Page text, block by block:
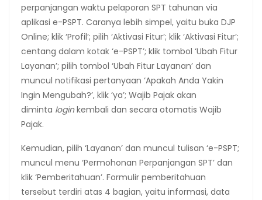
perpanjangan waktu pelaporan SPT tahunan via
aplikasi e-PSPT. Caranya lebih simpel, yaitu buka DJP
Online; klik ‘Profil’; pilih ‘Aktivasi Fitur’; klik ‘Aktivasi Fitur’;
centang dalam kotak ‘e-PSPT’; klik tombol ‘Ubah Fitur
Layanan’; pilih tombol ‘Ubah Fitur Layanan’ dan
muncul notifikasi pertanyaan ‘Apakah Anda Yakin
Ingin Mengubah?’, klik ‘ya’; Wajib Pajak akan
diminta loginkembali dan secara otomatis Wajib
Pajak.
Kemudian, pilih ‘Layanan’ dan muncul tulisan ‘e-PSPT;
muncul menu ‘Permohonan Perpanjangan SPT’ dan
klik ‘Pemberitahuan’. Formulir pemberitahuan
tersebut terdiri atas 4 bagian, yaitu informasi, data